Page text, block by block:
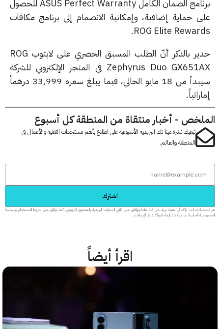
برنامج الضمان الكامل ASUS Perfect Warranty للحصول
حماية إضافية، وإمكانية الانضمام إلى برنامج مكافآت
ROG Elite
جدير بالذكر أنّ الطلب المسبق الحصري على لابتوب ROG
Zephyrus Duo GX651AX في المتجر الإلكتروني للشركة
سيبدأ من 18 مايو الحالي، فيما يبلغ سعره 33,999 درهماً
- أخبار منتقاة من المنطقة كل أسبوع
تبقيك نشرة مينا تك البريدية الأسبوعية على اطلاع بأهم مستجدات التقنية والأعمال في
المنطقة والعالم.
عبر تسجيلك، أنت تؤكد أن عمرك يزيد عن 18 عاماً وتوافق على تلقي النشرات البريدية والمحتوى الترويجي، كما توافق على شروط الاستخدام وسياسة
الخاصة بنا. يمكنك إلغاء اشتراكك في أي وقت.
اقرأ أيضاً